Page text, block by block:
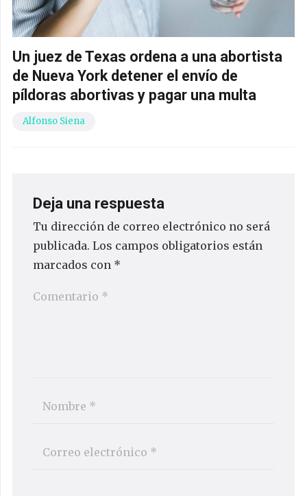
Un juez de Texas ordena a una abortista
de Nueva York detener el envío de
píldoras abortivas y pagar una multa
Alfonso Siena
Deja una respuesta
Tu dirección de correo electrónico no será
publicada. Los campos obligatorios están
marcados con *